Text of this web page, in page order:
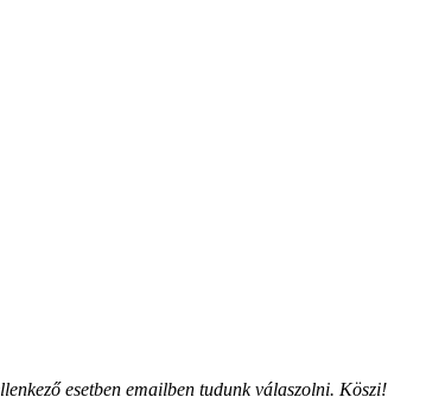
esetben emailben tudunk válaszolni. Köszi!